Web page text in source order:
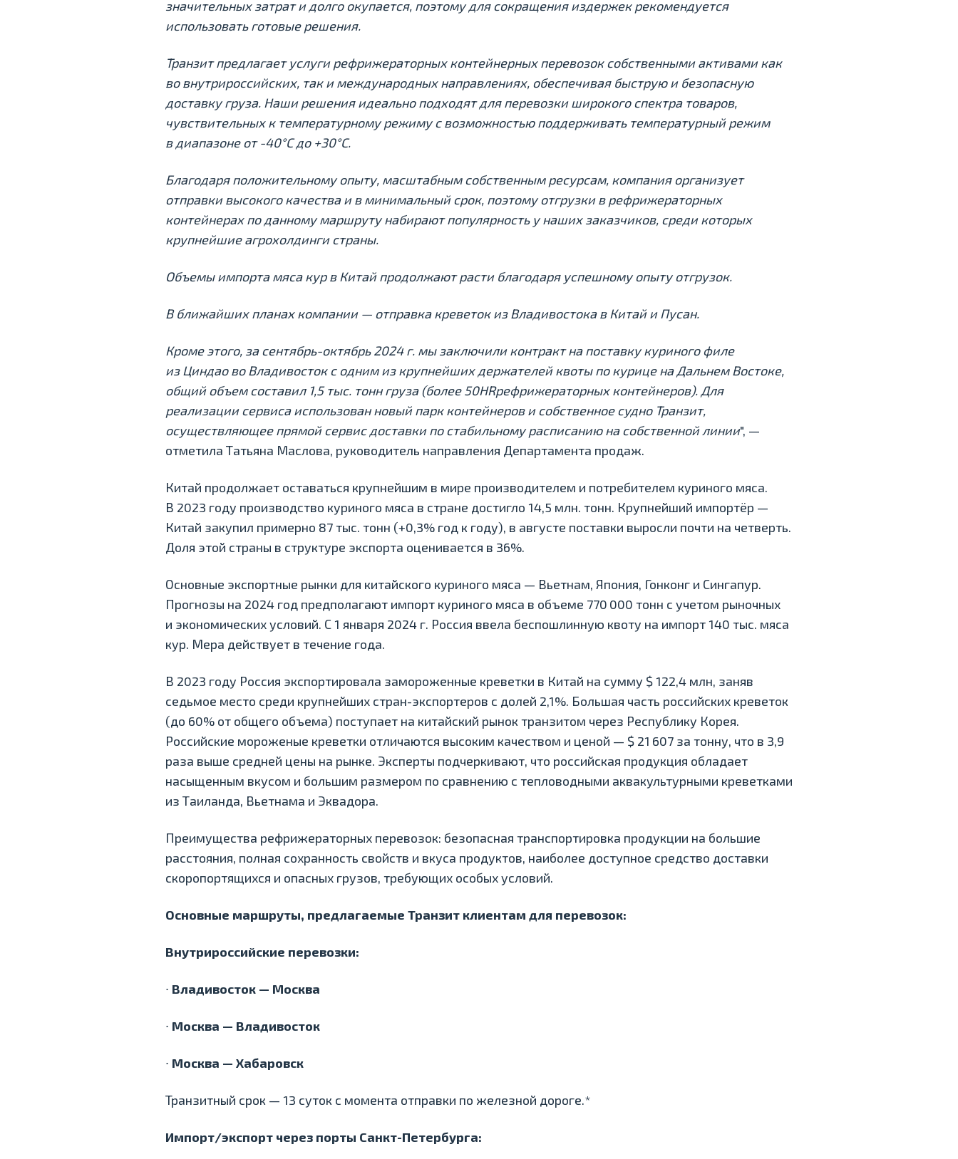
значительных затрат и долго окупается, поэтому для сокращения издержек рекомендуется
использовать готовые решения.
Транзит предлагает услуги рефрижераторных контейнерных перевозок собственными активами как
во внутрироссийских, так и международных направлениях, обеспечивая быструю и безопасную
доставку груза. Наши решения идеально подходят для перевозки широкого спектра товаров,
чувствительных к температурному режиму с возможностью поддерживать температурный режим
в диапазоне от -40°C до +30°C.
Благодаря положительному опыту, масштабным собственным ресурсам, компания организует
отправки высокого качества и в минимальный срок, поэтому отгрузки в рефрижераторных
контейнерах по данному маршруту набирают популярность у наших заказчиков, среди которых
крупнейшие агрохолдинги страны.
Объемы импортамяса кур в Китай продолжают расти благодаря успешному опыту отгрузок.
В ближайших планах компании — отправка креветок из Владивостока в Китай и Пусан.
Кроме этого, за сентябрь-октябрь 2024 г. мы заключили контракт на поставку куриного филе
из Циндао во Владивосток с одним из крупнейших держателей квоты по курице на Дальнем Востоке,
общий объем составил 1,5 тыс. тонн груза (более 50HRрефрижераторных контейнеров). Для
реализации сервиса использован новый парк контейнеров и собственное судно Транзит,
осуществляющее прямой сервис доставки по стабильному расписанию на собственной линии", —
отметила Татьяна Маслова, руководитель направления Департамента продаж.
Китай продолжает оставаться крупнейшим в мире производителем и потребителем куриного мяса.
В 2023 году производство куриного мяса в стране достигло 14,5 млн. тонн. Крупнейший импортёр —
Китай закупил примерно 87 тыс. тонн (+0,3% год к году), в августе поставки выросли почти на четверть.
Доля этой страны в структуре экспорта оценивается в 36%.
Основные экспортные рынки для китайского куриного мяса — Вьетнам, Япония, Гонконг и Сингапур.
Прогнозы на 2024 год предполагают импорт куриного мяса в объеме 770 000 тонн с учетом рыночных
и экономических условий. С 1 января 2024 г. Россия ввела беспошлинную квоту на импорт 140 тыс. мяса
кур. Мера действует в течение года.
В 2023 году Россия экспортировала замороженные креветки в Китай на сумму $ 122,4 млн, заняв
седьмое место среди крупнейших стран-экспортеров с долей 2,1%. Большая часть российских креветок
(до 60% от общего объема) поступает на китайский рынок транзитом через Республику Корея.
Российские мороженые креветки отличаются высоким качеством и ценой — $ 21 607 за тонну, что в 3,9
раза выше средней цены на рынке. Эксперты подчеркивают, что российская продукция обладает
насыщенным вкусом и большим размером по сравнению с тепловодными аквакультурными креветками
из Таиланда, Вьетнама и Эквадора.
Преимущества рефрижераторных перевозок: безопасная транспортировка продукции на большие
расстояния, полная сохранность свойств и вкуса продуктов, наиболее доступное средство доставки
скоропортящихся и опасных грузов, требующих особых условий.
Основные маршруты, предлагаемые Транзит клиентам для перевозок:
Внутрироссийские перевозки:
∙ Владивосток — Москва
∙ Москва — Владивосток
∙ Москва — Хабаровск
Транзитный срок — 13 суток с момента отправки по железной дороге.*
Импорт/экспорт через порты Санкт-Петербурга: